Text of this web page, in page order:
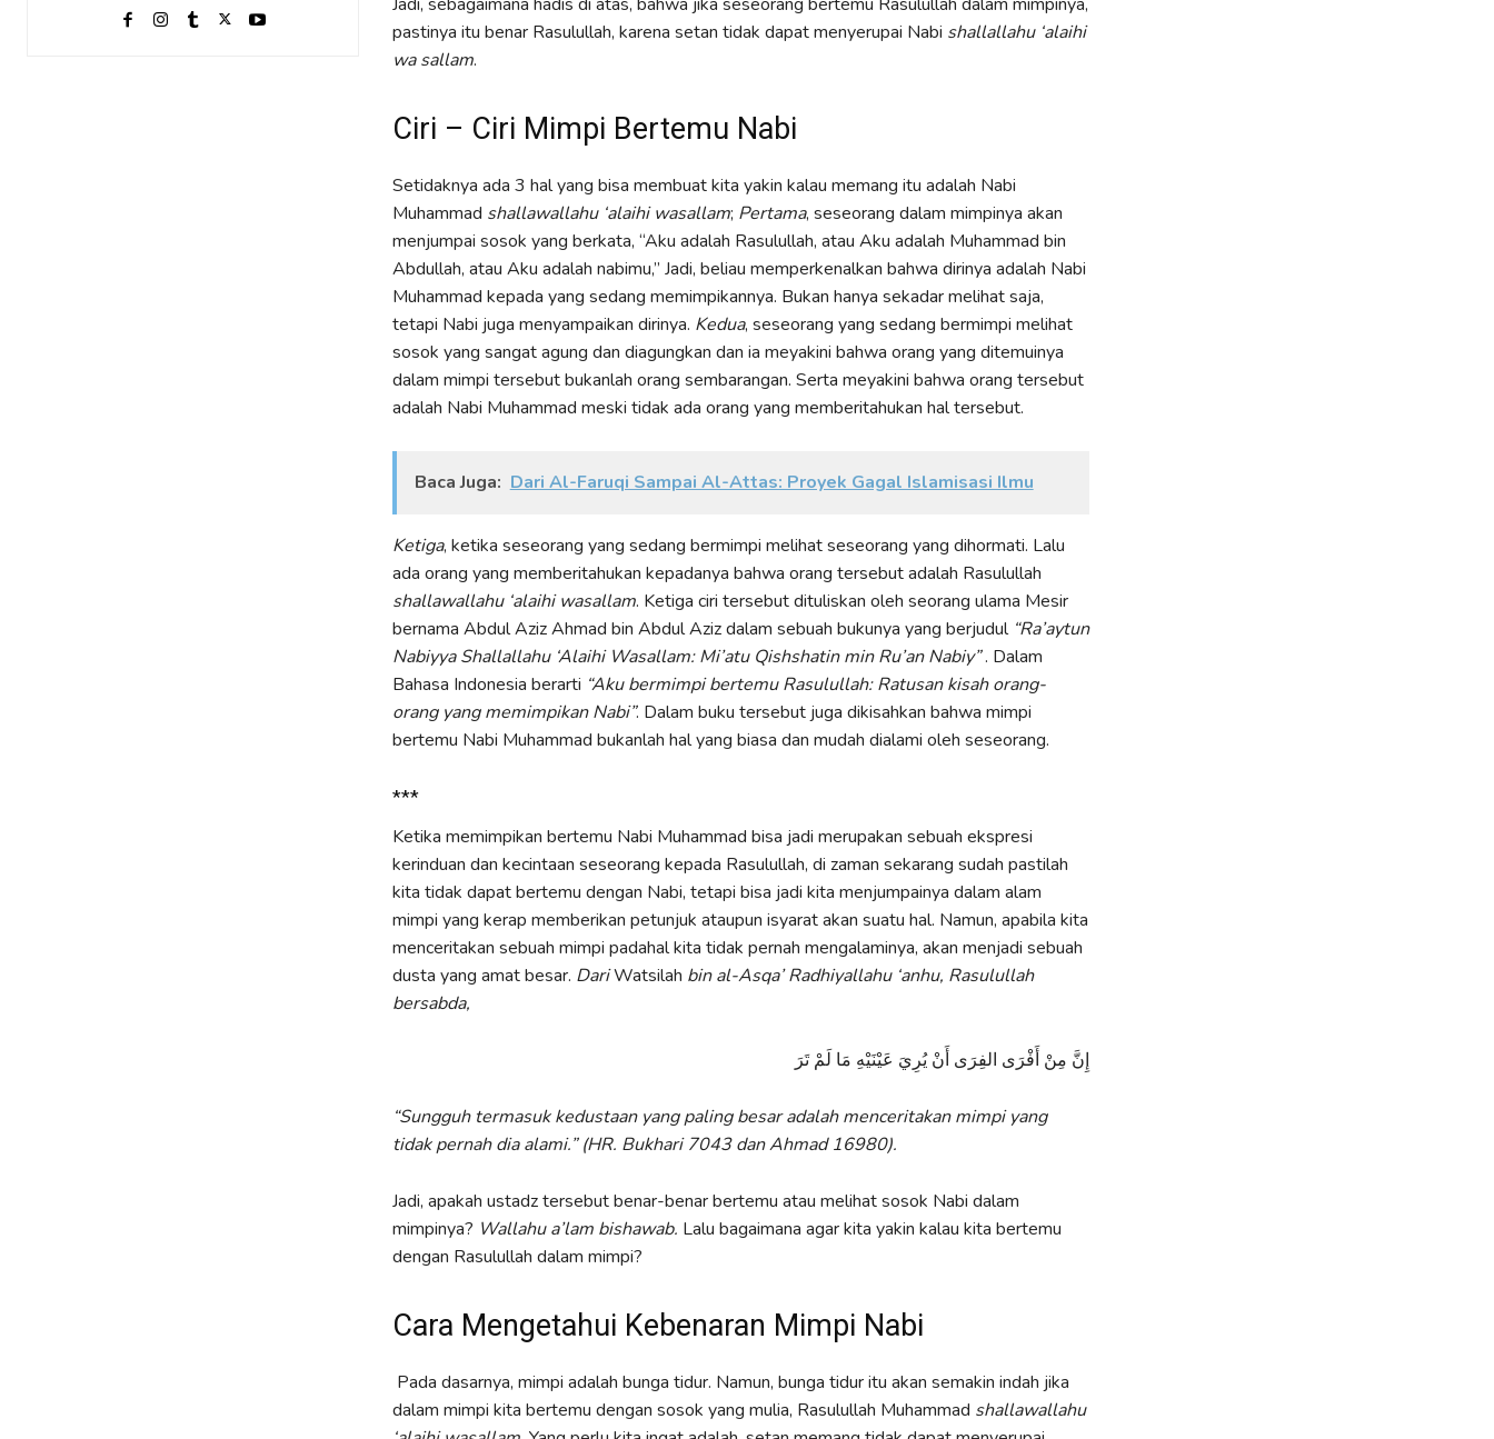
pastinya itu benar Rasulullah, karena setan tidak dapat menyerupai Nabi shallallahu ‘alaihi
wa sallam.
Ciri – Ciri Mimpi Bertemu Nabi
Setidaknya ada 3 hal yang bisa membuat kita yakin kalau memang itu adalah Nabi
Muhammad shallawallahu ‘alaihi wasallam; Pertama, seseorang dalam mimpinya akan
menjumpai sosok yang berkata, “Aku adalah Rasulullah, atau Aku adalah Muhammad bin
Abdullah, atau Aku adalah nabimu,” Jadi, beliau memperkenalkan bahwa dirinya adalah Nabi
Muhammad kepada yang sedang memimpikannya. Bukan hanya sekadar melihat saja,
tetapi Nabi juga menyampaikan dirinya. Kedua, seseorang yang sedang bermimpi melihat
sosok yang sangat agung dan diagungkan dan ia meyakini bahwa orang yang ditemuinya
dalam mimpi tersebut bukanlah orang sembarangan. Serta meyakini bahwa orang tersebut
adalah Nabi Muhammad meski tidak ada orang yang memberitahukan hal tersebut.
Baca Juga: Dari Al-Faruqi Sampai Al-Attas: Proyek Gagal Islamisasi Ilmu
Ketiga, ketika seseorang yang sedang bermimpi melihat seseorang yang dihormati. Lalu
ada orang yang memberitahukan kepadanya bahwa orang tersebut adalah Rasulullah
shallawallahu ‘alaihi wasallam. Ketiga ciri tersebut dituliskan oleh seorang ulama Mesir
bernama Abdul Aziz Ahmad bin Abdul Aziz dalam sebuah bukunya yang berjudul “Ra’aytun
Nabiyya Shallallahu ‘Alaihi Wasallam: Mi’atu Qishshatin min Ru’an Nabiy”. Dalam
Bahasa Indonesia berarti “Aku bermimpi bertemu Rasulullah: Ratusan kisah orang-
orang yang memimpikan Nabi”. Dalam buku tersebut juga dikisahkan bahwa mimpi
bertemu Nabi Muhammad bukanlah hal yang biasa dan mudah dialami oleh seseorang.
***
Ketika memimpikan bertemu Nabi Muhammad bisa jadi merupakan sebuah ekspresi
kerinduan dan kecintaan seseorang kepada Rasulullah, di zaman sekarang sudah pastilah
kita tidak dapat bertemu dengan Nabi, tetapi bisa jadi kita menjumpainya dalam alam
mimpi yang kerap memberikan petunjuk ataupun isyarat akan suatu hal. Namun, apabila kita
menceritakan sebuah mimpi padahal kita tidak pernah mengalaminya, akan menjadi sebuah
dusta yang amat besar. DariWatsilah bin al-Asqa’ Radhiyallahu ‘anhu, Rasulullah
bersabda,
إِنَّ مِنْ أَفْرَى الفِرَى أَنْ يُرِيَ عَيْنَيْهِ مَا لَمْ تَرَ
“Sungguh termasuk kedustaan yang paling besar adalah menceritakan mimpi yang
tidak pernah dia alami.” (HR. Bukhari 7043 dan Ahmad 16980).
Jadi, apakah ustadz tersebut benar-benar bertemu atau melihat sosok Nabi dalam
mimpinya? Wallahu a’lam bishawab. Lalu bagaimana agar kita yakin kalau kita bertemu
dengan Rasulullah dalam mimpi?
Cara Mengetahui Kebenaran Mimpi Nabi
Pada dasarnya, mimpi adalah bunga tidur. Namun, bunga tidur itu akan semakin indah jika
dalam mimpi kita bertemu dengan sosok yang mulia, Rasulullah Muhammad shallawallahu